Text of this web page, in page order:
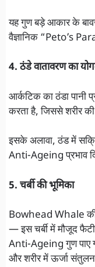
यह गुण बड़े आकार के
वैज्ञानिक “Peto’s
4. ठंडे वातावरण का
आर्कटिक का ठंडा
करता है, जिससे शरीर
इसके अलावा, ठंड में
Anti-Ageing प्रभाव
5. चर्बी की भूमिका
Bowhead Whale की
— इस चर्बी में मौजूद
Anti-Ageing गुण पाए
और शरीर में ऊर्जा